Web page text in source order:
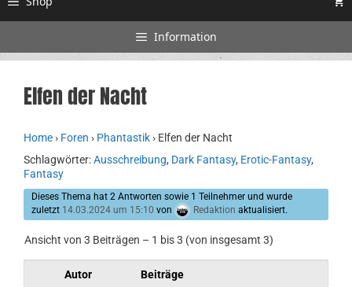
Information
Elfen der Nacht
Home› Foren › Phantastik› Elfen der Nacht
Schlagwörter:Ausschreibung, Dark Fantasy, Erotic-Fantasy,
Fantasy
Dieses Thema hat 2 Antworten sowie 1 Teilnehmer und wurde
zuletzt 14.03.2024 um 15:10 von Redaktion aktualisiert.
Ansicht von 3 Beiträgen – 1 bis 3 (von insgesamt 3)
Autor Beiträge